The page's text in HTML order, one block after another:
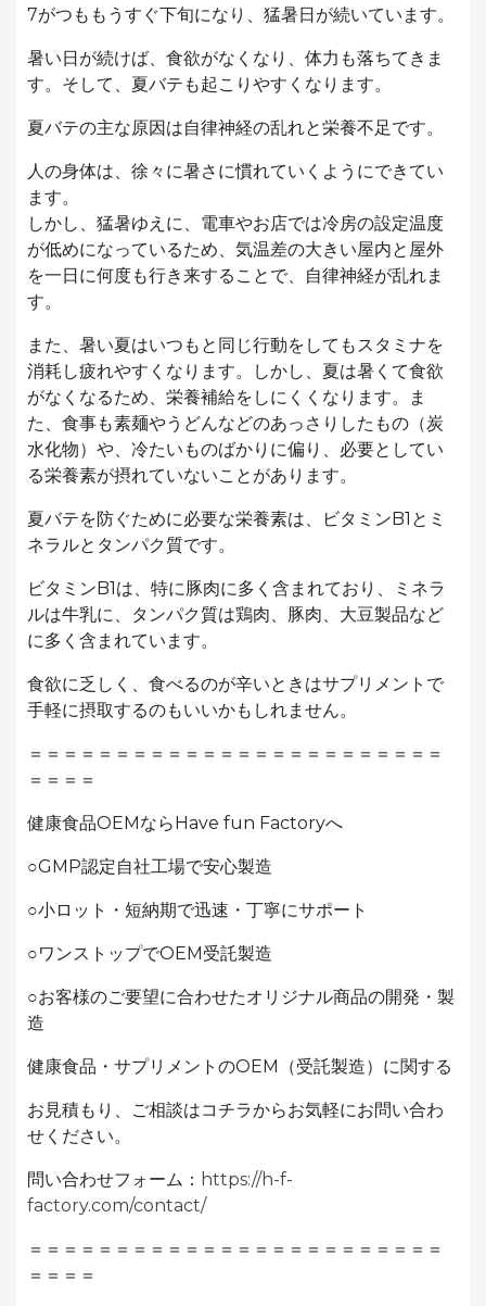
7がつももうすぐ下旬になり、猛暑日が続いています。
暑い日が続けば、食欲がなくなり、体力も落ちてきま
す。そして、夏バテも起こりやすくなります。
夏バテの主な原因は自律神経の乱れと栄養不足です。
人の身体は、徐々に暑さに慣れていくようにできてい
ます。
しかし、猛暑ゆえに、電車やお店では冷房の設定温度
が低めになっているため、気温差の大きい屋内と屋外
を一日に何度も行き来することで、自律神経が乱れま
す。
また、暑い夏はいつもと同じ行動をしてもスタミナを
消耗し疲れやすくなります。しかし、夏は暑くて食欲
がなくなるため、栄養補給をしにくくなります。ま
た、食事も素麺やうどんなどのあっさりしたもの（炭
水化物）や、冷たいものばかりに偏り、必要としてい
る栄養素が摂れていないことがあります。
夏バテを防ぐために必要な栄養素は、ビタミンB1とミ
ネラルとタンパク質です。
ビタミンB1は、特に豚肉に多く含まれており、ミネラ
ルは牛乳に、タンパク質は鶏肉、豚肉、大豆製品など
に多く含まれています。
食欲に乏しく、食べるのが辛いときはサプリメントで
手軽に摂取するのもいいかもしれません。
＝＝＝＝＝＝＝＝＝＝＝＝＝＝＝＝＝＝＝＝＝＝＝＝
＝＝＝＝
健康食品OEMならHave fun Factoryへ
○GMP認定自社工場で安心製造
○小ロット・短納期で迅速・丁寧にサポート
○ワンストップでOEM受託製造
○お客様のご要望に合わせたオリジナル商品の開発・製
造
健康食品・サプリメントのOEM（受託製造）に関する
お見積もり、ご相談はコチラからお気軽にお問い合わ
せください。
問い合わせフォーム： https://h-f-
factory.com/contact/
＝＝＝＝＝＝＝＝＝＝＝＝＝＝＝＝＝＝＝＝＝＝＝＝
＝＝＝＝